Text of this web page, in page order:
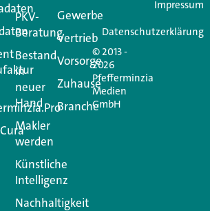
Sie einen
wird nicht veröffentlicht.
sind mit
PKV-
Beratung
Bestand
in
neuer
Hand
Makler
werden
Künstliche
Intelligenz
Nachhaltigkeit
Gewerbe
Vertrieb
Vorsorge
Zuhause
Branche
© 2013 -
2026
Pfefferminzia
Medien
GmbH
Impressum
Datenschutzerklärung